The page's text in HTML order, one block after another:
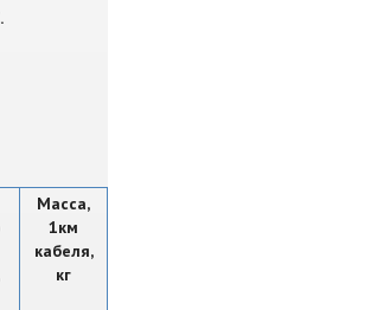
Масса,
1км
кабеля,
кг